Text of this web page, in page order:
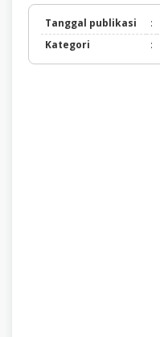
Tanggal publikasi :
Kategori
: